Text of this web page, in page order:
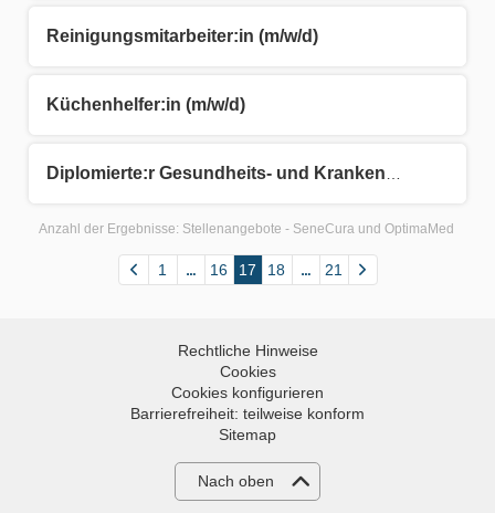
Reinigungsmitarbeiter:in (m/w/d)
Küchenhelfer:in (m/w/d)
Anzahl der Ergebnisse: Stellenangebote - SeneCura und OptimaMed
1 16 17 18 21
Rechtliche Hinweise
Cookies
Cookies konfigurieren
Barrierefreiheit: teilweise konform
Sitemap
Nach oben